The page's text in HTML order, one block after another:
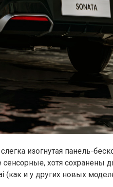
изогнутая панель-
хотя
(как и у других новых